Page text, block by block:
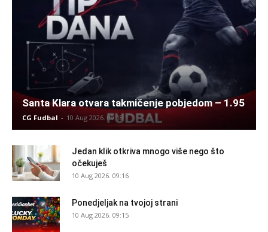
Santa Klara otvara takmičenje pobjedom – 1.95
CG Fudbal - 10 Aug 2026. 09:18
Jedan klik otkriva mnogo više nego što
očekuješ
10 Aug 2026. 09:16
Ponedjeljak na tvojoj strani
10 Aug 2026. 09:15